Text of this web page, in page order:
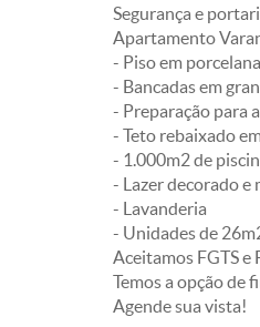
Segurança e
Apartamento
- Piso em
- Bancadas em
- Preparação para
- Teto rebaixado
- 1.000m2 de
- Lazer decorado e
- Lavanderia
- Unidades de
Aceitamos FGTS e
Temos a opção de
Agende sua vista!